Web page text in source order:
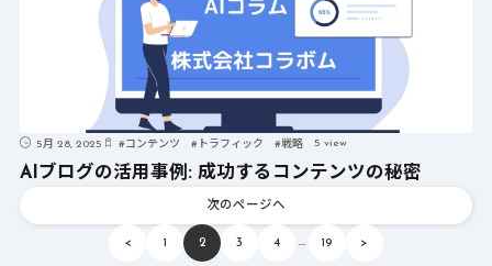
5月 28, 2025 #コンテンツ #トラフィック #戦略 5 view
AIブログの活用事例: 成功するコンテンツの秘密
次のページへ
< 1 2 3 4 … 19 >